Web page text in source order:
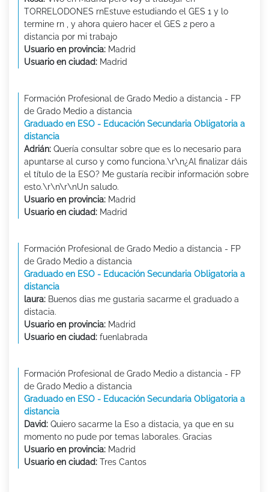
TORRELODONES rnEstuve estudiando el GES 1 y lo
termine rn , y ahora quiero hacer el GES 2 pero a
distancia por mi trabajo
Usuario en provincia: Madrid
Usuario en ciudad: Madrid
Formación Profesional de Grado Medio a distancia - FP
de Grado Medio a distancia
Graduado en ESO - Educación Secundaria Obligatoria a
distancia
Adrián: Quería consultar sobre que es lo necesario para
apuntarse al curso y como funciona.\r\n¿Al finalizar dáis
el título de la ESO? Me gustaría recibir información sobre
esto.\r\n\r\nUn saludo.
Usuario en provincia: Madrid
Usuario en ciudad: Madrid
Formación Profesional de Grado Medio a distancia - FP
de Grado Medio a distancia
Graduado en ESO - Educación Secundaria Obligatoria a
distancia
laura: Buenos dias me gustaria sacarme el graduado a
distacia.
Usuario en provincia: Madrid
Usuario en ciudad: fuenlabrada
Formación Profesional de Grado Medio a distancia - FP
de Grado Medio a distancia
Graduado en ESO - Educación Secundaria Obligatoria a
distancia
David: Quiero sacarme la Eso a distacia, ya que en su
momento no pude por temas laborales. Gracias
Usuario en provincia: Madrid
Usuario en ciudad: Tres Cantos